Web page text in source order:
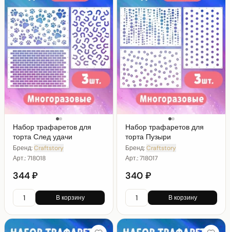
Набор трафаретов для
торта След удачи
Бренд:Craftstory
Арт.:718018
344 ₽
В корзину
Набор трафаретов для
торта Пузыри
Бренд:Craftstory
Арт.:718017
340 ₽
В корзину